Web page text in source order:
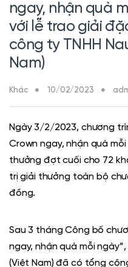
ngay, nhận quà
với lễ trao giải
công ty TNHH
Nam)
Khác 10/02/2023
Ngày 3/2/2023, chương
Crown ngay, nhận quà
thưởng đợt cuối cho 72
trị giải thưởng toàn bộ
đồng.
Sau 3 tháng Công bố
ngay, nhận quà mỗi
(Việt Nam) đã có tổng